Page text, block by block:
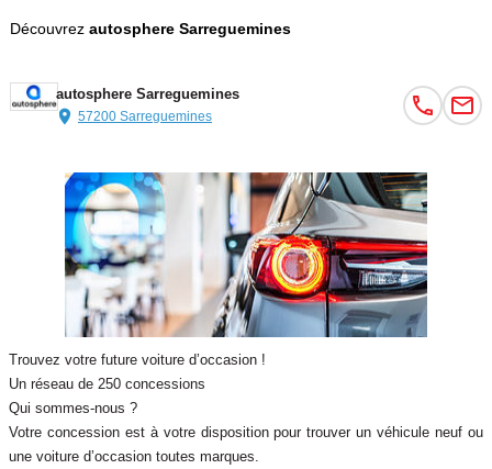
Découvrez autosphere Sarreguemines
autosphere Sarreguemines
57200 Sarreguemines
Trouvez votre future voiture d’occasion !
Un réseau de 250 concessions
Qui sommes-nous ?
Votre concession est à votre disposition pour trouver un véhicule neuf ou
une voiture d’occasion toutes marques.